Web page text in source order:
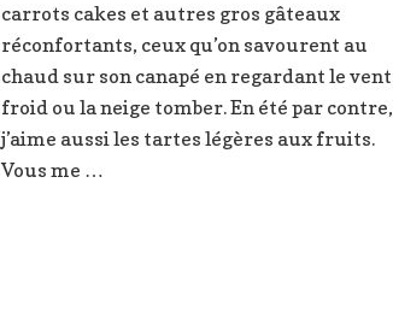
carrots cakes et autres gros gâteaux
réconfortants, ceux qu’on savourent au
chaud sur son canapé en regardant le vent
froid ou la neige tomber. En été par contre,
j’aime aussi les tartes légères aux fruits.
Vous me …